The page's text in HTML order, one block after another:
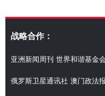
战略合作：
亚洲新闻周刊 世界和谐基金
俄罗斯卫星通讯社 澳门政法报